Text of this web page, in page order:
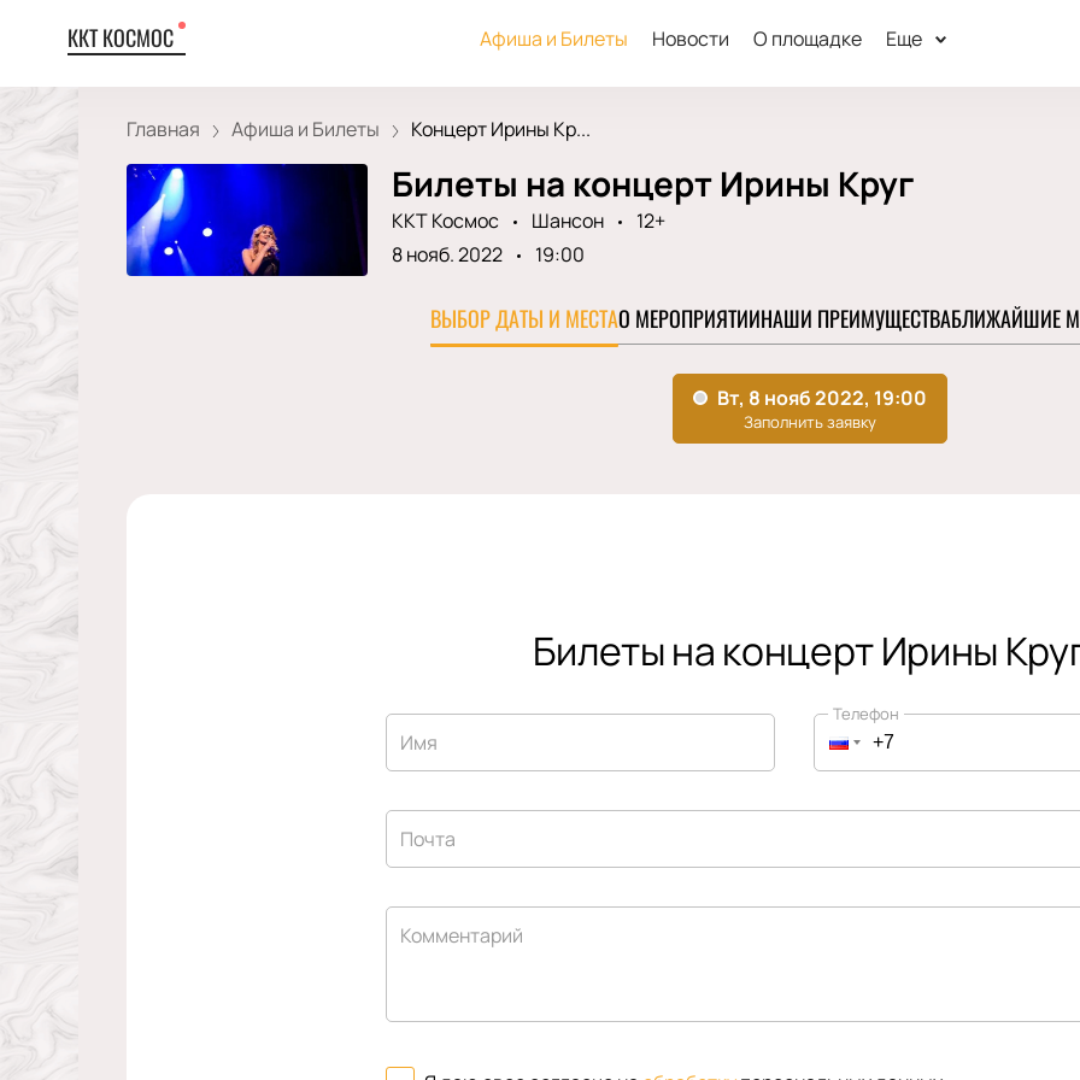
ККТ КОСМОС Афиша и Билеты Новости О площадке Еще
Главная Афиша и Билеты Концерт Ирины Кр...
Билеты на концерт Ирины Круг
ККТ Космос Шансон
12+
8 нояб. 2022
19:00
ВЫБОР ДАТЫ И МЕСТАО МЕРОПРИЯТИИНАШИ ПРЕИМУЩЕСТВАБЛИЖАЙШИЕ
Билеты на концерт Ирины
Имя
Телефон
Почта
Комментарий